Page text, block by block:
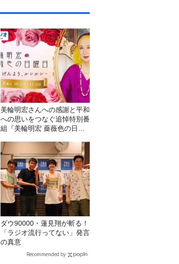
美輪明宏さんへの感謝と平和
への思いをつなぐ追悼特別番
組『美輪明宏 薔薇色の日曜
～』8/9（日）16時放送
ダウ90000・蓮見翔が斬る！
「ラジオ流行ってない」発言
の真意
Recommended by